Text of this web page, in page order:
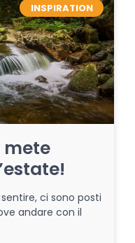
INSPIRATION
mete
ci sono posti
andare con il